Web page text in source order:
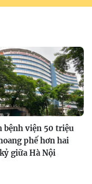
bệnh viện 50 triệu
phế hơn hai
giữa Hà Nội